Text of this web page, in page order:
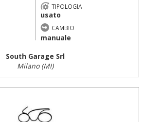
TIPOLOGIA
usato
CAMBIO
manuale
South Garage Srl
Milano (MI)